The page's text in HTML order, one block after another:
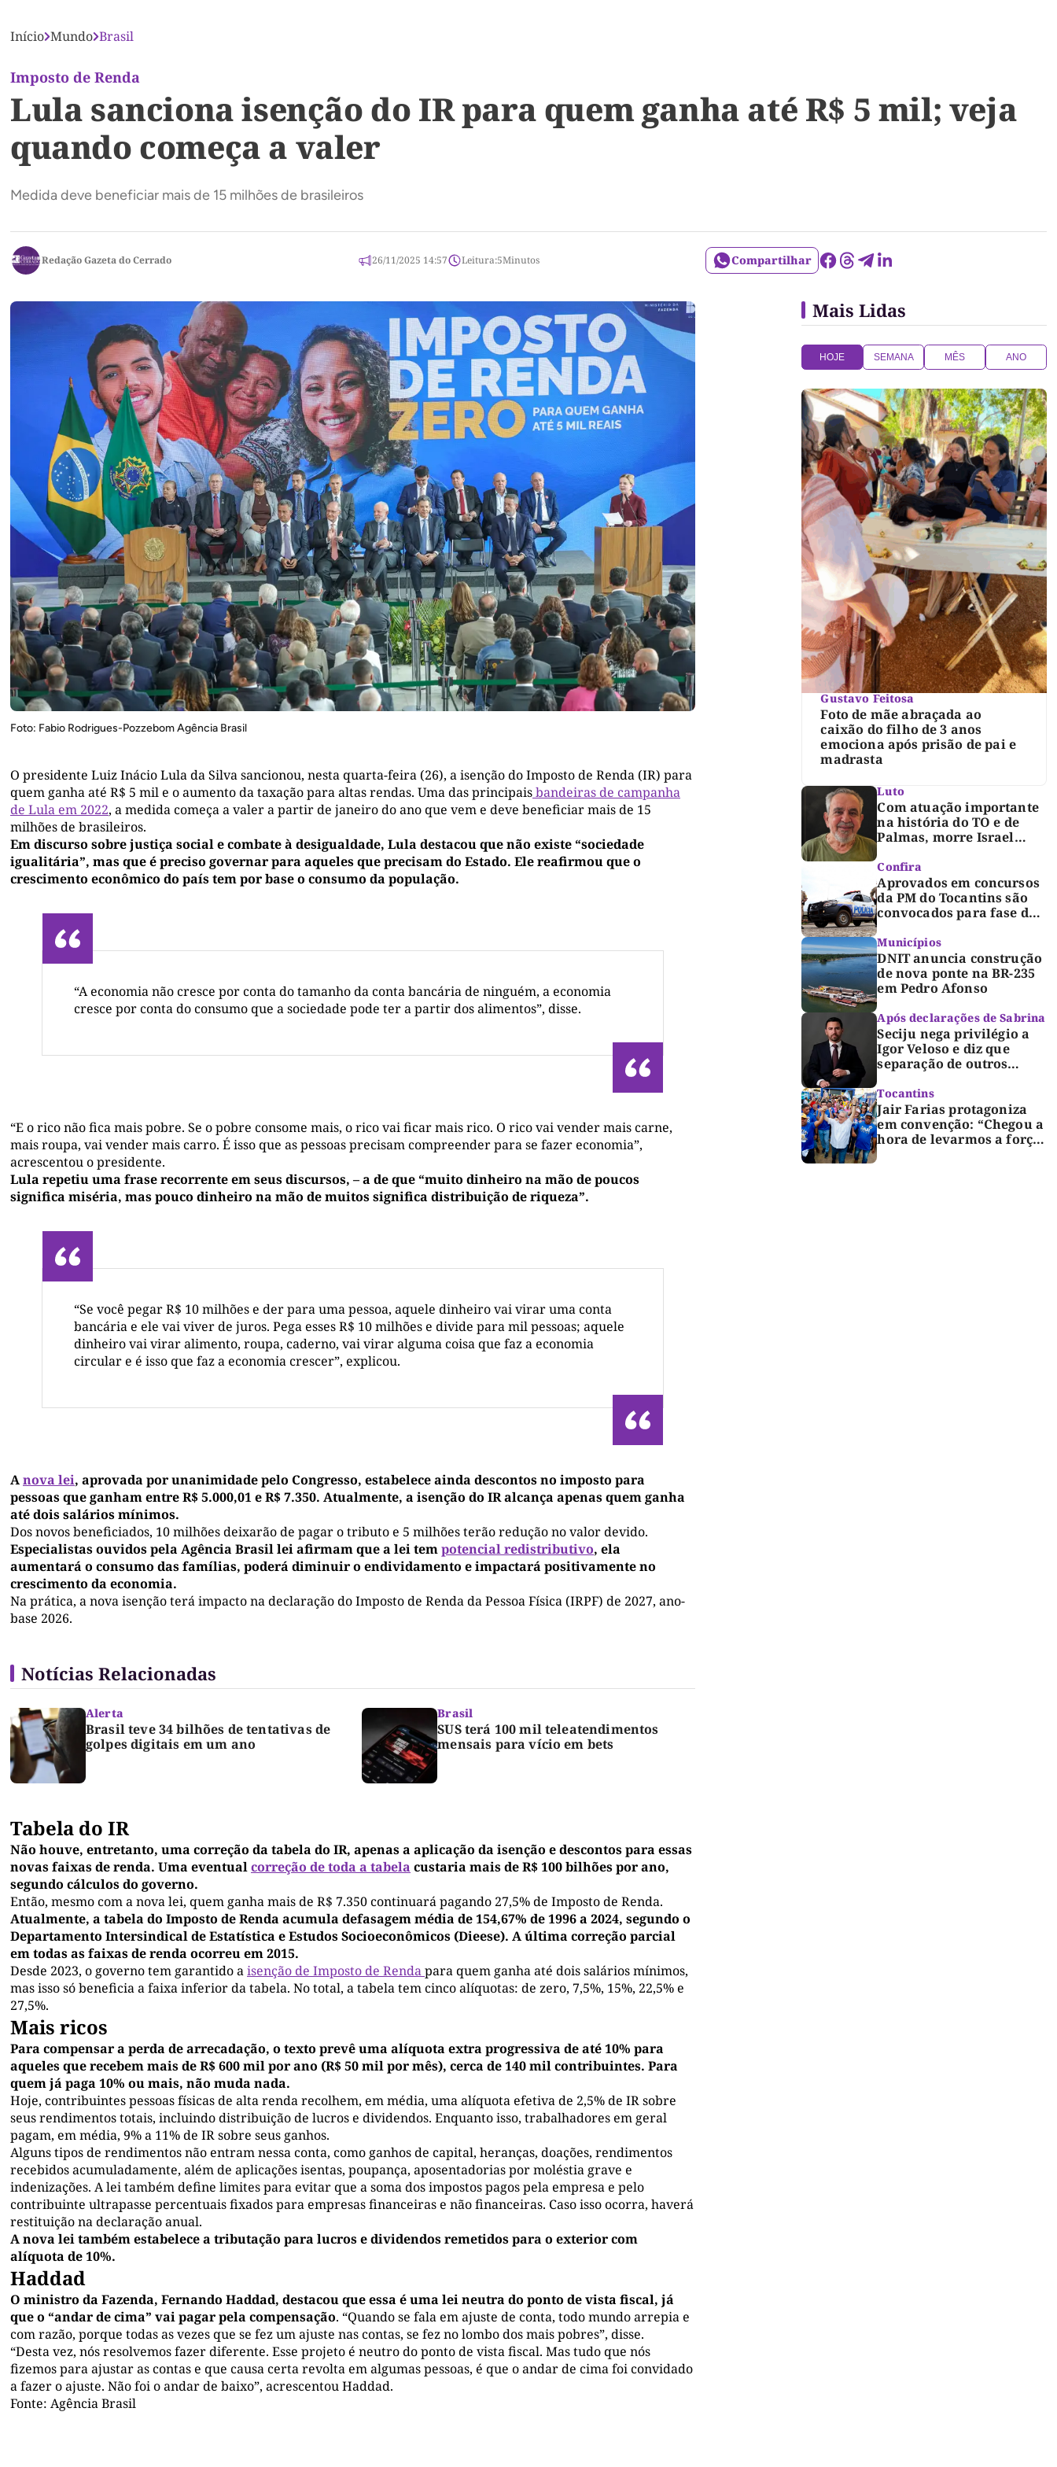
Início Mundo Brasil
Imposto de Renda
Lula sanciona isenção do IR para quem ganha até R$ 5 mil; veja
quando começa a valer
Medida deve beneficiar mais de 15 milhões de brasileiros
Redação Gazeta do Cerrado 26/11/2025 14:57 Leitura:5Minutos Compartilhar
Foto: Fabio Rodrigues-Pozzebom Agência Brasil
O presidente Luiz Inácio Lula da Silva sancionou, nesta quarta-feira (26), a isenção do Imposto de Renda (IR) para
quem ganha até R$ 5 mil e o aumento da taxação para altas rendas. Uma das principaisbandeiras de campanha
de Lula em 2022, a medida começa a valer a partir de janeiro do ano que vem e deve beneficiar mais de 15
milhões de brasileiros.
Em discurso sobre justiça social e combate à desigualdade, Lula destacou que não existe “sociedade
igualitária”, mas que é preciso governar para aqueles que precisam do Estado. Ele reafirmou que o
crescimento econômico do país tem por base o consumo da população.
“A economia não cresce por conta do tamanho da conta bancária de ninguém, a economia
cresce por conta do consumo que a sociedade pode ter a partir dos alimentos”, disse.
“E o rico não fica mais pobre. Se o pobre consome mais, o rico vai ficar mais rico. O rico vai vender mais carne,
mais roupa, vai vender mais carro. É isso que as pessoas precisam compreender para se fazer economia”,
acrescentou o presidente.
Lula repetiu uma frase recorrente em seus discursos, – a de que “muito dinheiro na mão de poucos
significa miséria, mas pouco dinheiro na mão de muitos significa distribuição de riqueza”.
“Se você pegar R$ 10 milhões e der para uma pessoa, aquele dinheiro vai virar uma conta
bancária e ele vai viver de juros. Pega esses R$ 10 milhões e divide para mil pessoas; aquele
dinheiro vai virar alimento, roupa, caderno, vai virar alguma coisa que faz a economia
circular e é isso que faz a economia crescer”, explicou.
Anova lei, aprovada por unanimidade pelo Congresso, estabelece ainda descontos no imposto para
pessoas que ganham entre R$ 5.000,01 e R$ 7.350. Atualmente, a isenção do IR alcança apenas quem ganha
até dois salários mínimos.
Dos novos beneficiados, 10 milhões deixarão de pagar o tributo e 5 milhões terão redução no valor devido.
Especialistas ouvidos pela Agência Brasil lei afirmam que a lei tempotencial redistributivo, ela
aumentará o consumo das famílias, poderá diminuir o endividamento e impactará positivamente no
crescimento da economia.
Na prática, a nova isenção terá impacto na declaração do Imposto de Renda da Pessoa Física (IRPF) de 2027, ano-
base 2026.
Notícias Relacionadas
Alerta
Brasil teve 34 bilhões de tentativas de
golpes digitais em um ano
Brasil
SUS terá 100 mil teleatendimentos
mensais para vício em bets
Tabela do IR
Não houve, entretanto, uma correção da tabela do IR, apenas a aplicação da isenção e descontos para essas
novas faixas de renda. Uma eventualcorreção de toda a tabela custaria mais de R$ 100 bilhões por ano,
segundo cálculos do governo.
Então, mesmo com a nova lei, quem ganha mais de R$ 7.350 continuará pagando 27,5% de Imposto de Renda.
Atualmente, a tabela do Imposto de Renda acumula defasagem média de 154,67% de 1996 a 2024, segundo o
Departamento Intersindical de Estatística e Estudos Socioeconômicos (Dieese). A última correção parcial
em todas as faixas de renda ocorreu em 2015.
Desde 2023, o governo tem garantido aisenção de Imposto de Rendapara quem ganha até dois salários mínimos,
mas isso só beneficia a faixa inferior da tabela. No total, a tabela tem cinco alíquotas: de zero, 7,5%, 15%, 22,5% e
27,5%.
Mais ricos
Para compensar a perda de arrecadação, o texto prevê uma alíquota extra progressiva de até 10% para
aqueles que recebem mais de R$ 600 mil por ano (R$ 50 mil por mês), cerca de 140 mil contribuintes. Para
quem já paga 10% ou mais, não muda nada.
Hoje, contribuintes pessoas físicas de alta renda recolhem, em média, uma alíquota efetiva de 2,5% de IR sobre
seus rendimentos totais, incluindo distribuição de lucros e dividendos. Enquanto isso, trabalhadores em geral
pagam, em média, 9% a 11% de IR sobre seus ganhos.
Alguns tipos de rendimentos não entram nessa conta, como ganhos de capital, heranças, doações, rendimentos
recebidos acumuladamente, além de aplicações isentas, poupança, aposentadorias por moléstia grave e
indenizações. A lei também define limites para evitar que a soma dos impostos pagos pela empresa e pelo
contribuinte ultrapasse percentuais fixados para empresas financeiras e não financeiras. Caso isso ocorra, haverá
restituição na declaração anual.
A nova lei também estabelece a tributação para lucros e dividendos remetidos para o exterior com
alíquota de 10%.
Haddad
O ministro da Fazenda, Fernando Haddad, destacou que essa é uma lei neutra do ponto de vista fiscal, já
que o “andar de cima” vai pagar pela compensação. “Quando se fala em ajuste de conta, todo mundo arrepia e
com razão, porque todas as vezes que se fez um ajuste nas contas, se fez no lombo dos mais pobres”, disse.
“Desta vez, nós resolvemos fazer diferente. Esse projeto é neutro do ponto de vista fiscal. Mas tudo que nós
fizemos para ajustar as contas e que causa certa revolta em algumas pessoas, é que o andar de cima foi convidado
a fazer o ajuste. Não foi o andar de baixo”, acrescentou Haddad.
Fonte: Agência Brasil
Mais Lidas
HOJE SEMANA MÊS ANO
Gustavo Feitosa
Foto de mãe abraçada ao
caixão do filho de 3 anos
emociona após prisão de pai e
madrasta
Luto
Com atuação importante
na história do TO e de
Palmas, morre Israel
luto oficial de três dias
Confira
Aprovados em concursos
da PM do Tocantins são
convocados para fase de
Municípios
DNIT anuncia construção
de nova ponte na BR-235
em Pedro Afonso
Após declarações de Sabrina
Seciju nega privilégio a
Igor Veloso e diz que
separação de outros
segurança
Tocantins
Jair Farias protagoniza
em convenção: “Chegou a
hora de levarmos a força